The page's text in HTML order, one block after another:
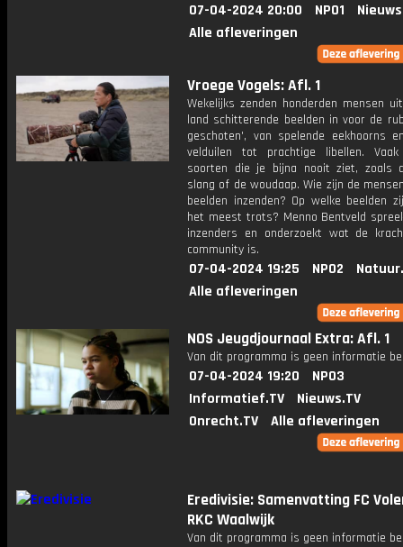
07-04-2024 20:00 NPO1
Alle afleveringen
Vroege Vogels: Afl. 1
Wekelijks zenden honderden mensen
land schitterende beelden in voor de
geschoten', van spelende eekhoorns
velduilen tot prachtige libellen.
soorten die je bijna nooit ziet, zoals
slang of de woudaap. Wie zijn de
beelden inzenden? Op welke beelden
het meest trots? Menno Bentveld
inzenders en onderzoekt wat de
community is.
07-04-2024 19:25 NPO2
Alle afleveringen
NOS Jeugdjournaal Extra: Afl. 1
Van dit programma is geen informatie
07-04-2024 19:20
NPO3
Informatief.TV
Nieuws.TV
Onrecht.TV
Alle afleveringen
Eredivisie: Samenvatting FC
RKC Waalwijk
Van dit programma is geen informatie